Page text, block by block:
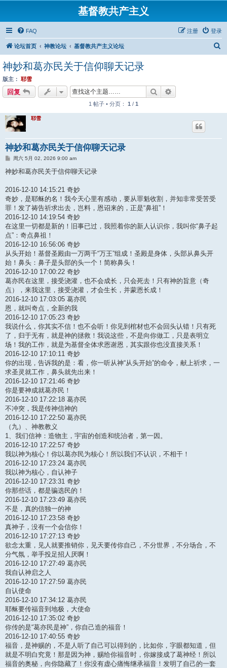
基督教共产主义
FAQ 登录
注册
论坛首页 神教论坛 基督教共产主义论坛
神妙和葛亦民关于信仰聊天记录
版主： 耶雪
回复 搜索
1 帖子 • 分页： 1 / 1
耶雪
神妙和葛亦民关于信仰聊天记录
帖周六 5月 02, 2026 9:00 am
神妙和葛亦民关于信仰聊天记录
2016-12-10 14:15:21 奇妙
奇妙，是耶稣的名！我今天心里有感动，要从罪魁收割，并知非常受苦受
罪！发了祷告祈求出去，岂料，恩诏来的，正是“鼻祖”！
2016-12-10 14:19:54 奇妙
在这里一切都是新的！旧事已过，我照着你的新人认识你，我叫你“鼻子起
点”：奇点鼻祖！
2016-12-10 16:56:06 奇妙
从头开始！基督圣殿由一万两千“万王”组成！圣殿是身体，头部从鼻头开
始！鼻头：鼻子是头部的头一个！简称鼻头！
2016-12-10 17:00:22 奇妙
葛亦民在这里，接受浇灌，也不会成长，只会死去！只有神的旨意（奇
点），来我这里，接受浇灌，才会生长，并蒙恩长成！
2016-12-10 17:03:05 葛亦民
恩，就叫奇点，全新的我
2016-12-10 17:05:23 奇妙
我说什么，你其实不信！也不会听！你见到棺材也不会回头认错！只有死
了，归于无有，就是神的拯救！我说这些，不是向你做工，只是表明立
场！我的工作，就是为基督全体求恩谢恩，其实跟你也没直接关系！
2016-12-10 17:10:11 奇妙
你的出现，告诉我的是：看，你一听从神“从头开始”的命令，献上祈求，一
求圣灵就工作，鼻头就先出来！
2016-12-10 17:21:46 奇妙
你是要神成就葛亦民！
2016-12-10 17:22:18 葛亦民
不冲突，我是传神信神的
2016-12-10 17:22:50 葛亦民
（九）、神教教义
1、我们信神：造物主，宇宙的创造和统治者，第一因。
2016-12-10 17:22:57 奇妙
我以神为核心！你以葛亦民为核心！所以我们不认识，不相干！
2016-12-10 17:23:24 葛亦民
我以神为核心，自认神子
2016-12-10 17:23:31 奇妙
你那些话，都是骗选民的！
2016-12-10 17:23:49 葛亦民
不是，真的信独一的神
2016-12-10 17:23:58 奇妙
真神子，没有一个会信你！
2016-12-10 17:27:13 奇妙
欲念太重，见人就要推销你，见天要传你自己，不分世界，不分场合，不
分气氛，举手投足招人厌啊！
2016-12-10 17:27:49 葛亦民
我自认神启之人
2016-12-10 17:27:59 葛亦民
自认使命
2016-12-10 17:34:12 葛亦民
耶稣要传福音到地极，大使命
2016-12-10 17:35:02 奇妙
你传的是“葛亦民是神”，你自己造的福音！
2016-12-10 17:40:55 奇妙
福音，是神赐的，不是人听了自己可以得到的，比如你，字眼都知道，但
就是不明白究竟！那是因为神，赐给你福音时，你嫁接成了葛神经！所以
福音的奥秘，向你隐藏了！你没有虚心痛悔继承福音！发明了自己的一套